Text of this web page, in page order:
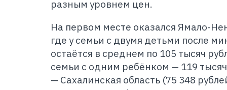
разным уровнем цен.
На первом месте оказался Ямало-
где у семьи с двумя детьми после
остаётся в среднем по 105 тысяч
семьи с одним ребёнком — 119
— Сахалинская область (75 348